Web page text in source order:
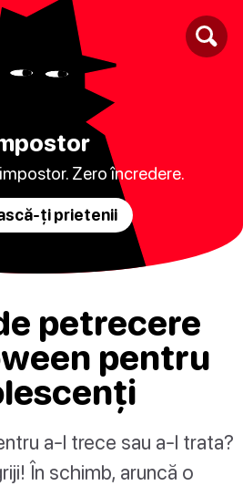
Zero încredere.
ți prietenii
petrecere
pentru
a-l trece sau a-l trata?
În schimb, aruncă o